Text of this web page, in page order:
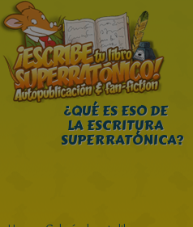
¿QUÉ ES ESO DE
LA ESCRITURA
SUPERRATÓNICA?